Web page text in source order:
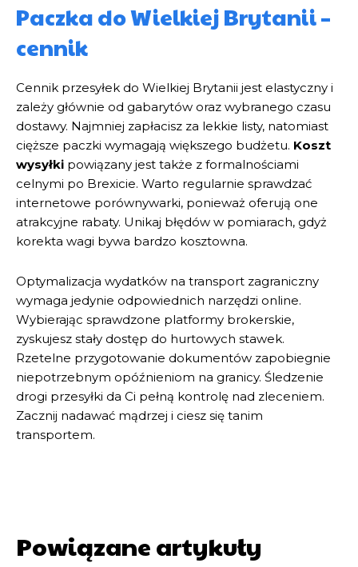
Paczka do Wielkiej Brytanii –
cennik
Cennik przesyłek do Wielkiej Brytanii jest elastyczny i
zależy głównie od gabarytów oraz wybranego czasu
dostawy. Najmniej zapłacisz za lekkie listy, natomiast
cięższe paczki wymagają większego budżetu. Koszt
wysyłki powiązany jest także z formalnościami
celnymi po Brexicie. Warto regularnie sprawdzać
internetowe porównywarki, ponieważ oferują one
atrakcyjne rabaty. Unikaj błędów w pomiarach, gdyż
korekta wagi bywa bardzo kosztowna.
Optymalizacja wydatków na transport zagraniczny
wymaga jedynie odpowiednich narzędzi online.
Wybierając sprawdzone platformy brokerskie,
zyskujesz stały dostęp do hurtowych stawek.
Rzetelne przygotowanie dokumentów zapobiegnie
niepotrzebnym opóźnieniom na granicy. Śledzenie
drogi przesyłki da Ci pełną kontrolę nad zleceniem.
Zacznij nadawać mądrzej i ciesz się tanim
transportem.
Powiązane artykuły